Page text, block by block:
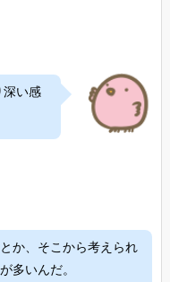
深い感
か、そこから考えられ
多いんだ。